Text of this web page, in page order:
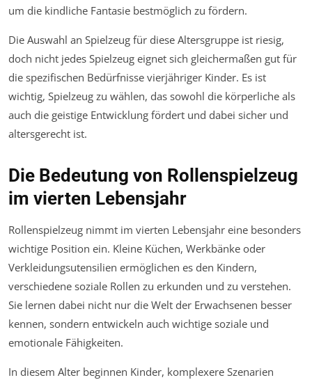
um die kindliche Fantasie bestmöglich zu fördern.
Die Auswahl an Spielzeug für diese Altersgruppe ist riesig,
doch nicht jedes Spielzeug eignet sich gleichermaßen gut für
die spezifischen Bedürfnisse vierjähriger Kinder. Es ist
wichtig, Spielzeug zu wählen, das sowohl die körperliche als
auch die geistige Entwicklung fördert und dabei sicher und
altersgerecht ist.
Die Bedeutung von Rollenspielzeug
im vierten Lebensjahr
Rollenspielzeug nimmt im vierten Lebensjahr eine besonders
wichtige Position ein. Kleine Küchen, Werkbänke oder
Verkleidungsutensilien ermöglichen es den Kindern,
verschiedene soziale Rollen zu erkunden und zu verstehen.
Sie lernen dabei nicht nur die Welt der Erwachsenen besser
kennen, sondern entwickeln auch wichtige soziale und
emotionale Fähigkeiten.
In diesem Alter beginnen Kinder, komplexere Szenarien